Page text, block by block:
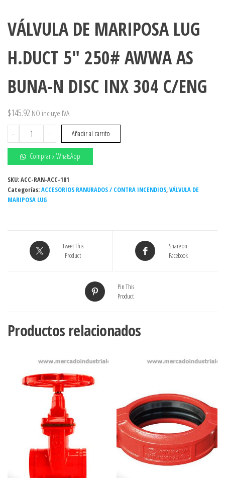
VÁLVULA DE MARIPOSA LUG
H.DUCT 5″ 250# AWWA AS
BUNA-N DISC INX 304 C/ENG
$145.92 NO incluye IVA
-
VÁLVULA
DE
MARIPOSA
LUG
H.DUCT
5"
250#
BUNA-
+ Añadir al carrito
Comprar x WhatsApp
SKU:ACC-RAN-ACC-181
Categorías:ACCESORIOS RANURADOS / CONTRA INCENDIOS,VÁLVULA DE
MARIPOSA LUG
Tweet This
Product
Share on
Facebook
Pin This
Product
Productos relacionados